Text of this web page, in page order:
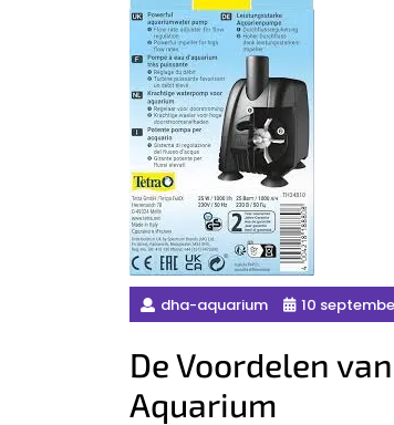
dha-aquarium 10
De Voordelen
Aquarium